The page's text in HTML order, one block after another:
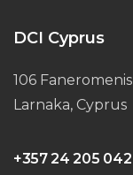
DCI Cyprus
106
Larnaka, Cyprus
+357 24 205 042